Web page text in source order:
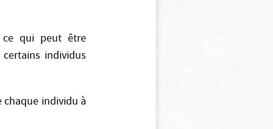
ce qui peut être
individus
individu à